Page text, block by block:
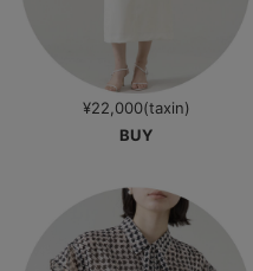
¥22,000(taxin)
BUY